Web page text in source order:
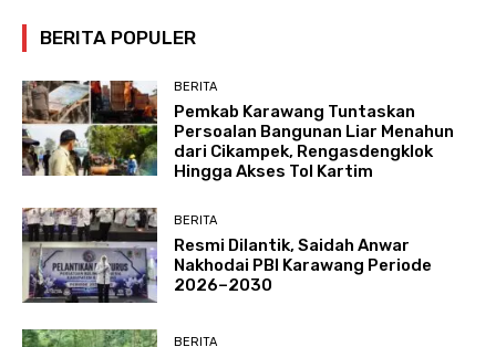
BERITA POPULER
BERITA
Pemkab Karawang Tuntaskan
Persoalan Bangunan Liar Menahun
dari Cikampek, Rengasdengklok
Hingga Akses Tol Kartim
BERITA
Resmi Dilantik, Saidah Anwar
Nakhodai PBI Karawang Periode
2026–2030
BERITA